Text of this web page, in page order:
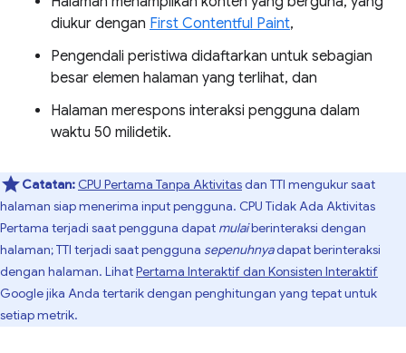
diukur dengan First Contentful Paint,
Pengendali peristiwa didaftarkan untuk sebagian
besar elemen halaman yang terlihat, dan
Halaman merespons interaksi pengguna dalam
waktu 50 milidetik.
Catatan: CPU Pertama Tanpa Aktivitasdan TTI mengukur saat
halaman siap menerima input pengguna. CPU Tidak Ada Aktivitas
Pertama terjadi saat pengguna dapat mulaiberinteraksi dengan
halaman; TTI terjadi saat pengguna sepenuhnyadapat berinteraksi
dengan halaman. LihatPertama Interaktif dan Konsisten Interaktif
Google jika Anda tertarik dengan penghitungan yang tepat untuk
setiap metrik.